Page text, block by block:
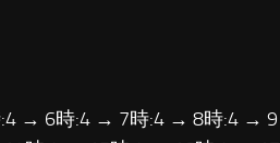
→ 6時:4 → 7時:4 → 8時:4 → 9